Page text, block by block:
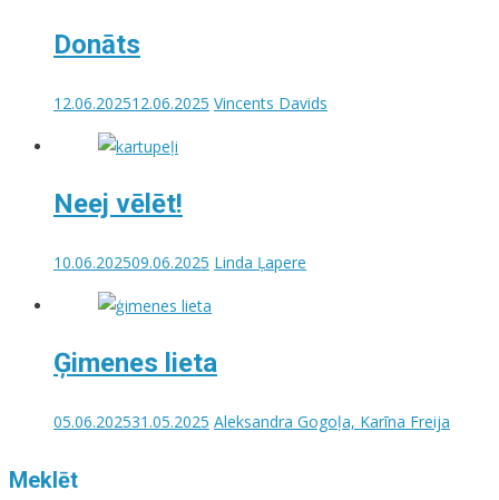
Donāts
12.06.202512.06.2025 Vincents Davids
Neej vēlēt!
10.06.202509.06.2025 Linda Ļapere
Ģimenes lieta
05.06.202531.05.2025 Aleksandra Gogoļa, Karīna Freija
Meklēt